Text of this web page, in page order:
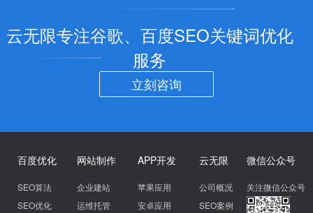
云无限专注谷歌、百度SEO关键词优化
服务
立刻咨询
百度优化
SEO算法
SEO优化
网站制作
企业建站
运维托管
APP开发
苹果应用
安卓应用
云无限
公司概况
SEO案例
微信公众号
关注微信公众号